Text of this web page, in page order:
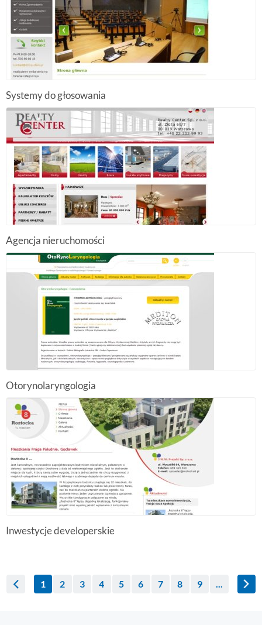
Systemy do głosowania
Agencja nieruchomości
Otorynolaryngologia
Inwestycje developerskie
1 2 3 4 5 6 7 8 9 ...